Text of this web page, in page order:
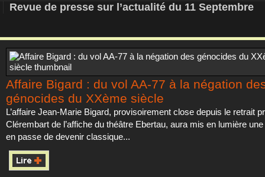
REOPEN911 – NEWS
Revue de presse sur l’actualité du 11 Septembre
Affaire Bigard : du vol AA-77 à la négation
génocides du XXème siècle
L’affaire Jean-Marie Bigard, provisoirement close depuis le retrait
Clérembart de l’affiche du théâtre Ebertau, aura mis en lumière
en passe de devenir classique...